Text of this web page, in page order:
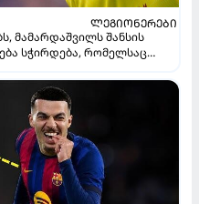
ᲚᲔᲒᲘᲝᲜᲔᲠᲔᲑᲘ
მამარდაშვილს შანსის
სჭირდება, რომელსაც